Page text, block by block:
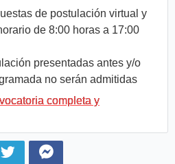
de postulación virtual y
de 8:00 horas a 17:00
presentadas antes y/o
no serán admitidas
completa y